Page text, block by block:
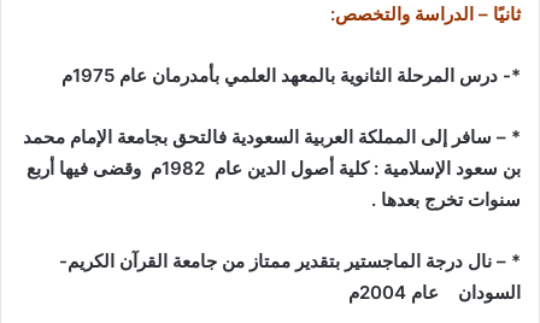
ثانيًا – الدراسة والتخصص:
*- درس المرحلة الثانوية بالمعهد العلمي بأمدرمان عام 1975م
* – سافر إلى المملكة العربية السعودية فالتحق بجامعة الإمام محمد
بن سعود الإسلامية : كلية أصول الدين عام 1982م وقضى فيها أربع
سنوات تخرج بعدها .
* – نال درجة الماجستير بتقدير ممتاز من جامعة القرآن الكريم-
السودان عام 2004م